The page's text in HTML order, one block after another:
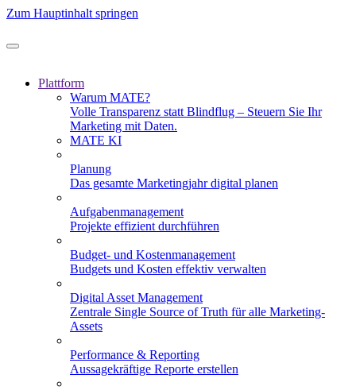
Zum Hauptinhalt springen
Plattform
Warum MATE?
Volle Transparenz statt Blindflug – Steuern Sie Ihr
Marketing mit Daten.
MATE KI
Planung
Das gesamte Marketingjahr digital planen
Aufgabenmanagement
Projekte effizient durchführen
Budget- und Kostenmanagement
Budgets und Kosten effektiv verwalten
Digital Asset Management
Zentrale Single Source of Truth für alle Marketing-
Assets
Performance & Reporting
Aussagekräftige Reporte erstellen